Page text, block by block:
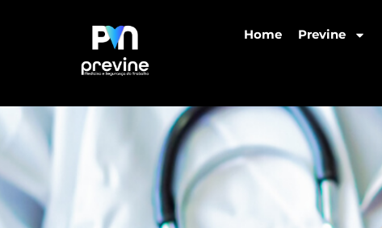
Home Previne